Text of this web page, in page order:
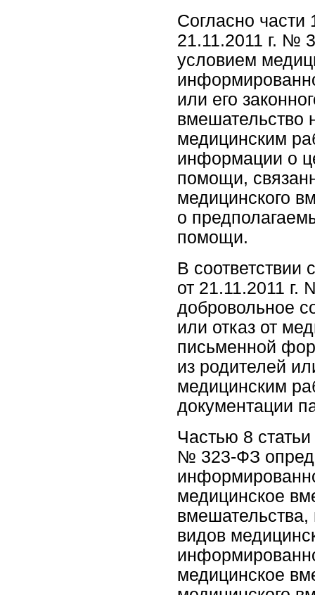
Согласно части
21.11.2011 г. №
условием
или его
вмешательство
медицинским
информации о
помощи,
медицинского
о
помощи.
В соответствии
от 21.11.2011
добровольное
или отказ от
письменной
из родителей
медицинским
документации
Частью 8
№ 323-ФЗ
медицинское
видов
медицинское